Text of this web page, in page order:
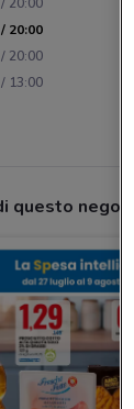
20:00
20:00
13:00
negozio